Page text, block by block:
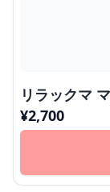
リラックマ
¥2,700